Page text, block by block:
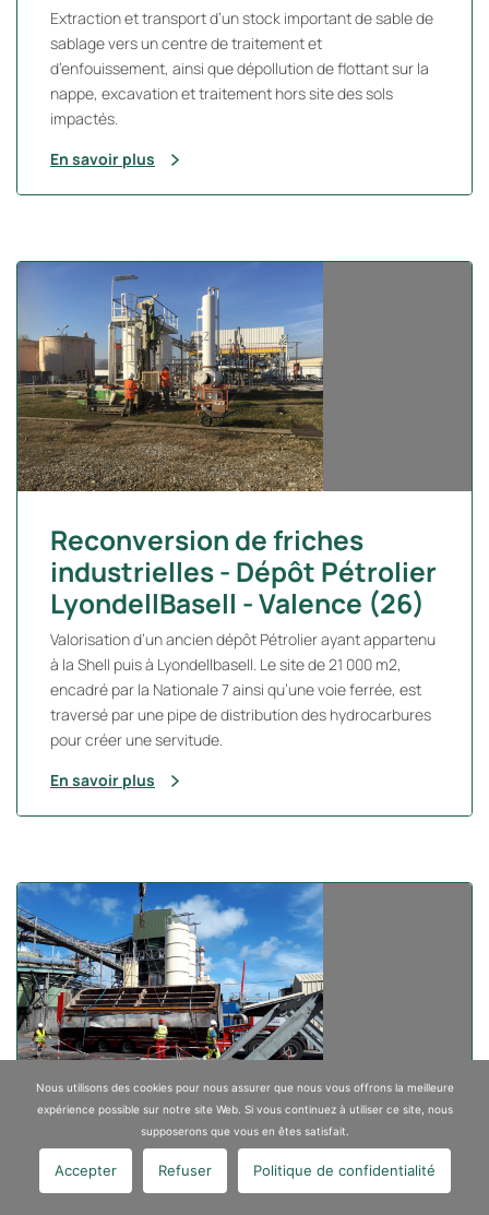
Extraction et transport d’un stock important de sable de
sablage vers un centre de traitement et
d’enfouissement, ainsi que dépollution de flottant sur la
nappe, excavation et traitement hors site des sols
impactés.
En savoir plus
Reconversion de friches
industrielles - Dépôt Pétrolier
LyondellBasell - Valence (26)
Valorisation d’un ancien dépôt Pétrolier ayant appartenu
à la Shell puis à Lyondellbasell. Le site de 21 000 m2,
encadré par la Nationale 7 ainsi qu’une voie ferrée, est
traversé par une pipe de distribution des hydrocarbures
pour créer une servitude.
En savoir plus
Désamiantage d'une Centrale
Thermique - La Réunion (97)
Nous utilisons des cookies pour nous assurer que nous vous offrons la meilleure
expérience possible sur notre site Web. Si vous continuez à utiliser ce site, nous
supposerons que vous en êtes satisfait.
Accepter Refuser Politique de confidentialité